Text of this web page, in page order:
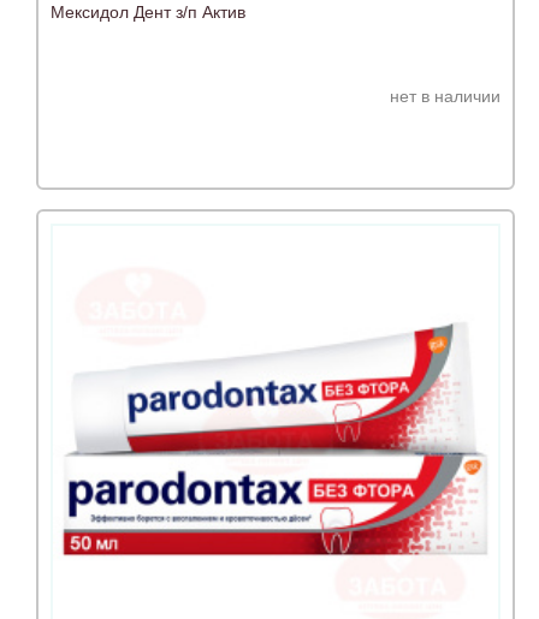
Мексидол Дент з/п Актив
нет в наличии